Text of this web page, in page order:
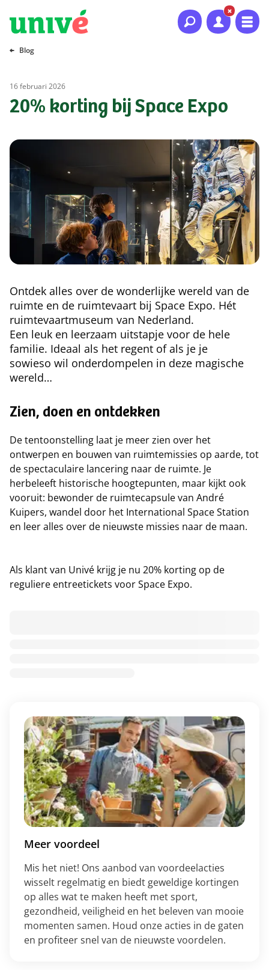
Naar hoofdinhoud
Naar hoofdnavigatie
Naar footer
Blog
16 februari 2026
20% korting bij Space Expo
Ontdek alles over de wonderlijke wereld van de
ruimte en de ruimtevaart bij Space Expo. Hét
ruimtevaartmuseum van Nederland.
Een leuk en leerzaam uitstapje voor de hele
familie. Ideaal als het regent of als je je
sowieso wil onderdompelen in deze magische
wereld…
Zien, doen en ontdekken
De tentoonstelling laat je meer zien over het
ontwerpen en bouwen van ruimtemissies op aarde, tot
de spectaculaire lancering naar de ruimte. Je
herbeleeft historische hoogtepunten, maar kijkt ook
vooruit: bewonder de ruimtecapsule van André
Kuipers, wandel door het International Space Station
en leer alles over de nieuwste missies naar de maan.
Als klant van Univé krijg je nu 20% korting op de
reguliere entreetickets voor Space Expo.
Meer voordeel
Mis het niet! Ons aanbod van voordeelacties
wisselt regelmatig en biedt geweldige kortingen
op alles wat te maken heeft met sport,
gezondheid, veiligheid en het beleven van mooie
momenten samen. Houd onze acties in de gaten
en profiteer snel van de nieuwste voordelen.